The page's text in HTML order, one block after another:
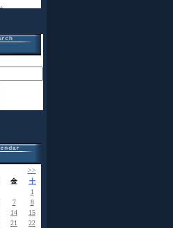
>>
金 土
1
7
8
14
15
21
22